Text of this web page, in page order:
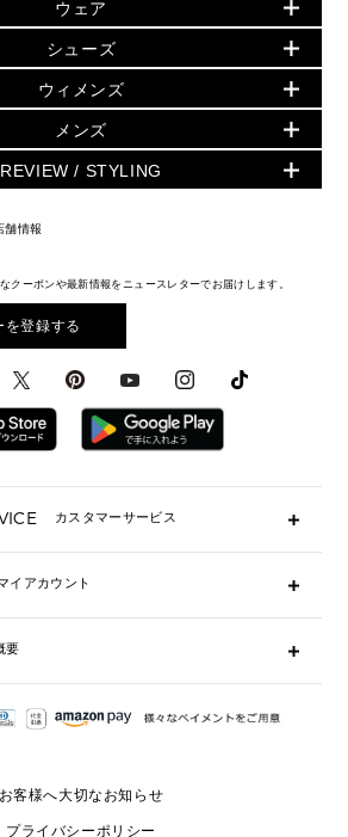
シューズ・靴
ウェア
アクセサリー
時計
▶ メンズ
バッグ
ウェア
アクセサリー
ズすべて(ウェア・シューズ除く)
バッグ
財布・小物
ウェア
シューズ
時計・ジュエリー
アクセサリー
メンズ バッグ
メンズ 財布・小物
メンズ シューズ
メンズ ウェア
メンズ 時計・その他
財布・小物
アクセサリー
フレグランス
シューズ
▶ メンズすべて
メンズ財布・小物
メンズアクセサリー
メンズウェア
日本限定 - バッグ
▶ ウィメンズすべて
トートバッグ
ショルダーバッグ
ロスボディ・斜め掛け
トラベル
IN 1 / 2 IN 1 バッグ
▶ メンズすべて
日本限定 - 財布・小物
▶ ウィメンズすべて
GREENWICH
布(二つ折り・三つ折り)
長財布
▶ メンズすべて
ウェア
▶ ウィメンズすべて
トップス
スカート・パンツ
ャケット・アウター
▶ メンズすべて
シューズ
▶ ウィメンズすべて
サンダル
スニーカー
▶ メンズすべて
ウィメンズ
人気の定番アイテム
▶ ウィメンズすべて
▶ バッグすべて
通勤・通学アイテム
3 IN 1 バッグ
布・フラグメントケース
▶ 小物すべて
ス・カードケース・名刺入れ
サンダル
スニーカー
▶ ウェア
メンズ
▶ メンズすべて
財布・小物
時計・ジュエリー
アクセサリー
REVIEW / STYLING
エディターレビュー
舗情報
クーポンや最新情報をニュースレターでお届けします。
を登録する
カスタマーサービス
グができますか？
を購入商品分送ってもらえますか？
が受信できないのですが？
ますか？
イアカウント
要
お客様へ大切なお知らせ
プライバシーポリシー